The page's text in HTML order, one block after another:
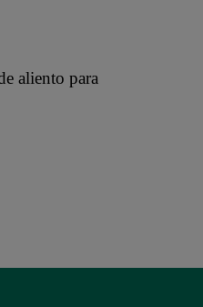
aliento para